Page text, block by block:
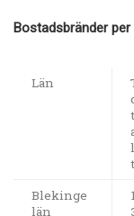
Bostadsbränder per
Län
t
l
t
Blekinge
län